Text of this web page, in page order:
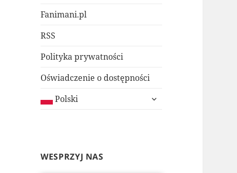
Fanimani.pl
RSS
Polityka prywatności
Oświadczenie o dostępności
Polski
rozwiń
WESPRZYJ NAS